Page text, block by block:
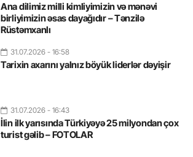
Ana dilimiz milli kimliyimizin və mənəvi
birliyimizin əsas dayağıdır – Tənzilə
Rüstəmxanlı
31.07.2026 - 16:58
Tarixin axarını yalnız böyük liderlər dəyişir
31.07.2026 - 16:43
İlin ilk yarısında Türkiyəyə 25 milyondan çox
turist gəlib – FOTOLAR